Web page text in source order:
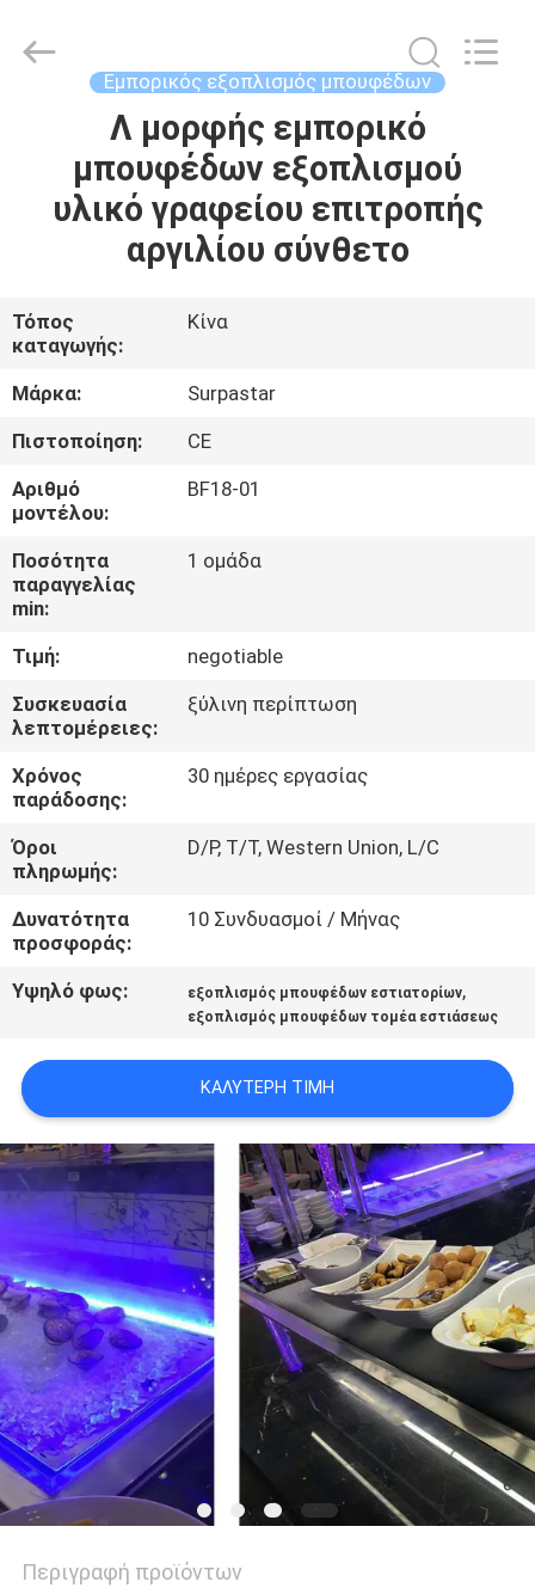
ΠΡΟΪΌΝΤΑ
ΠΕΡΊΠΟΥ
ΕΜΕΊΣ
ΓΎΡΟΣ
ΕΡΓΟΣΤΑΣΊΩΝ
ΠΟΙΟΤΙΚΌΣ
ΜΑΣ
ΕΛΆΤΕ
ΣΕ
ΕΠΑΦΉ
ΜΕ
ΕΙΔΉΣΕΙΣ
ΠΕΡΙΠΤΏΣΕΙΣ
VR
SITEMAP
PRIVACY
POLICY
equipments
limited.
Εμπορικός εξοπλισμός μπουφέδων
Λ μορφής εμπορικό
μπουφέδων εξοπλισμού
υλικό γραφείου επιτροπής
αργιλίου σύνθετο
Τόπος
καταγωγής:
Κίνα
Μάρκα:
Surpastar
Πιστοποίηση:
CE
Αριθμό
μοντέλου:
BF18-01
Ποσότητα
παραγγελίας
min:
1 ομάδα
Τιμή:
negotiable
Συσκευασία
λεπτομέρειες:
ξύλινη περίπτωση
Χρόνος
παράδοσης:
30 ημέρες εργασίας
Όροι
πληρωμής:
D/P, T/T, Western Union, L/C
Δυνατότητα
προσφοράς:
10 Συνδυασμοί / Μήνας
Υψηλό φως: εξοπλισμός μπουφέδων εστιατορίων,
εξοπλισμός μπουφέδων τομέα εστιάσεως
ΚΑΛΎΤΕΡΗ ΤΙΜΉ
Περιγραφή προϊόντων